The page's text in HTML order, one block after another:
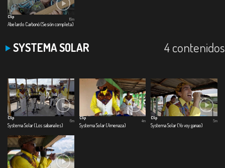
Clip
Abelardo Carbonó (Sesión completa)
16m
SYSTEMA SOLAR 4 contenidos
Clip
Systema Solar (Los sabanales)
6m
Clip
Systema Solar (Amenaza)
4m
Clip
Systema Solar (Yo voy ganao)
5m